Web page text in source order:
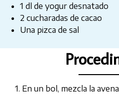
1 dl de yogur desnatado
2 cucharadas de cacao
Una pizca de sal
1. En un bol, mezcla la